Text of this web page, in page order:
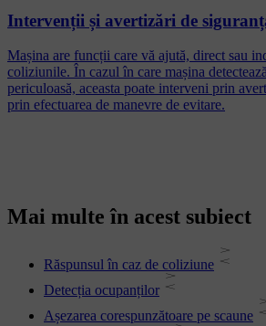
Intervenții și avertizări de
Mașina are funcții care vă ajută, direct sau
coliziunile. În cazul în care mașina
periculoasă, aceasta poate interveni prin
prin efectuarea de manevre de evitare.
Mai multe în acest subiect
Răspunsul în caz de coliziune
Detecția ocupanților
Așezarea corespunzătoare pe scaune